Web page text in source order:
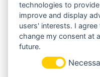
Herderstraße 2
22085 Hamburg
+49(0)40 18 033 286
info@morgenland-bazar.de
www.morgenland-bazar.de
FOLGEN SIE UNS:
technologies to
improve and display
users' interests. I
change my consent at
future.